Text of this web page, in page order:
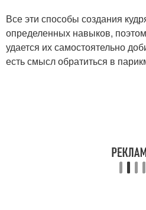
Все эти способы создания
определенных навыков,
удается их самостоятельно
есть смысл обратиться в